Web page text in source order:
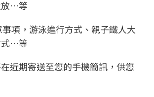
放…等
項，游泳進行方式、親子鐵人大
式…等
近期寄送至您的手機簡訊，供您